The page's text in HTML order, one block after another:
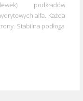
podkładów
alfa. Każda
Stabilna podłoga